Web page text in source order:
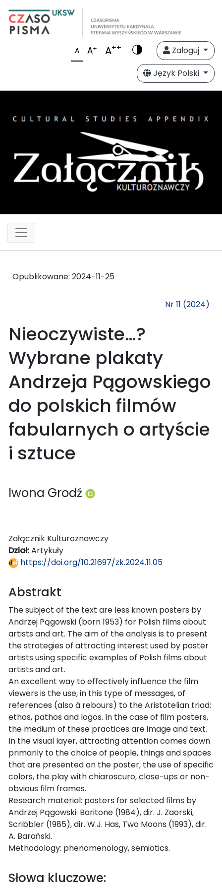
A A+ A++
Zaloguj
Język Polski
Opublikowane: 2024-11-25
Nr 11 (2024)
Nieoczywiste…?
Wybrane plakaty
Andrzeja Pągowskiego
do polskich filmów
fabularnych o artyście
i sztuce
Iwona Grodź
Załącznik Kulturoznawczy
Dział:Artykuły
https://doi.org/10.21697/zk.2024.11.05
Abstrakt
The subject of the text are less known posters by
Andrzej Pągowski (born 1953) for Polish films about
artists and art. The aim of the analysis is to present
the strategies of attracting interest used by poster
artists using specific examples of Polish films about
artists and art.
An excellent way to effectively influence the film
viewers is the use, in this type of messages, of
references (also à rebours) to the Aristotelian triad:
ethos, pathos and logos. In the case of film posters,
the medium of these practices are image and text.
In the visual layer, attracting attention comes down
primarily to the choice of people, things and spaces
that are presented on the poster, the use of specific
colors, the play with chiaroscuro, close-ups or non-
obvious film frames.
Research material: posters for selected films by
Andrzej Pągowski: Baritone (1984), dir. J. Zaorski,
Scribbler (1985), dir. W.J. Has, Two Moons (1993), dir.
A. Barański.
Methodology: phenomenology, semiotics.
Słowa kluczowe: